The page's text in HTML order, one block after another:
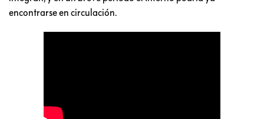
encontrarse en circulación.